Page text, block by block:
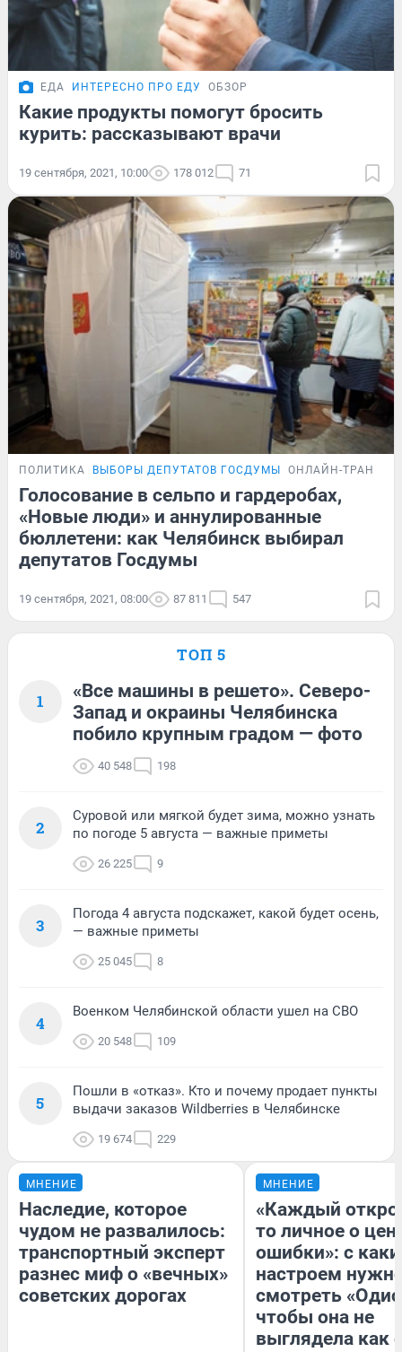
ЕДА ИНТЕРЕСНО ПРО ЕДУ ОБЗОР
Какие продукты помогут бросить
курить: рассказывают врачи
19 сентября, 2021, 10:00 178 012 71
ПОЛИТИКА ВЫБОРЫ ДЕПУТАТОВ ГОСДУМЫ ОНЛАЙН-
Голосование в сельпо и гардеробах,
«Новые люди» и аннулированные
бюллетени: как Челябинск выбирал
депутатов Госдумы
19 сентября, 2021, 08:00 87 811 547
ТОП 5
1
«Все машины в решето». Северо-
Запад и окраины Челябинска
побило крупным градом — фото
40 548 198
2
Суровой или мягкой будет зима, можно узнать
по погоде 5 августа — важные приметы
26 225 9
3
Погода 4 августа подскажет, какой будет осень,
— важные приметы
25 045 8
4
Военком Челябинской области ушел на СВО
20 548 109
5
Пошли в «отказ». Кто и почему продает пункты
выдачи заказов Wildberries в Челябинске
19 674 229
МНЕНИЕ
Наследие, которое
чудом не развалилось:
транспортный эксперт
разнес миф о «вечных»
советских дорогах
МНЕНИЕ
«Каждый
то личное о
ошибки»: с
настроем
смотреть
чтобы она не
выглядела как